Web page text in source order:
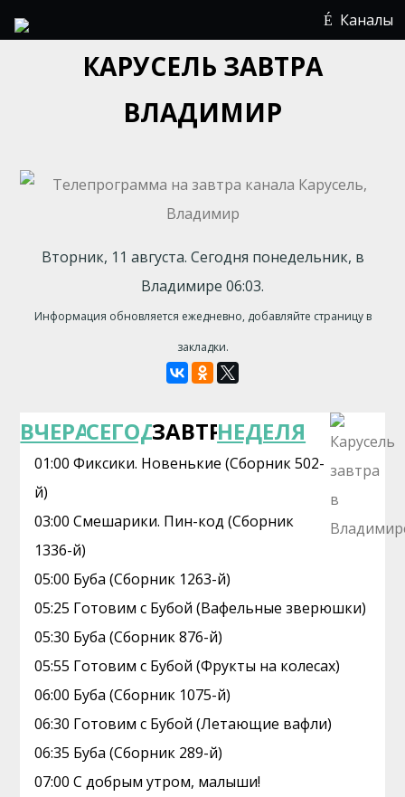
Каналы
КАРУСЕЛЬ ЗАВТРА
ВЛАДИМИР
Вторник, 11 августа. Сегодня понедельник, в
Владимире 06:03.
Информация обновляется ежедневно, добавляйте страницу в
закладки.
ВЧЕРАСЕГОДНЯЗАВТРАНЕДЕЛЯ
01:00 Фиксики. Новенькие (Сборник 502-
й)
03:00 Смешарики. Пин-код (Сборник
1336-й)
05:00 Буба (Сборник 1263-й)
05:25 Готовим с Бубой (Вафельные зверюшки)
05:30 Буба (Сборник 876-й)
05:55 Готовим с Бубой (Фрукты на колесах)
06:00 Буба (Сборник 1075-й)
06:30 Готовим с Бубой (Летающие вафли)
06:35 Буба (Сборник 289-й)
07:00 С добрым утром, малыши!